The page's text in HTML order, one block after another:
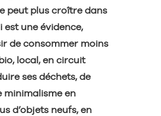
peut plus croître dans
est une évidence,
de consommer moins
local, en circuit
ses déchets, de
minimalisme en
d’objets neufs, en